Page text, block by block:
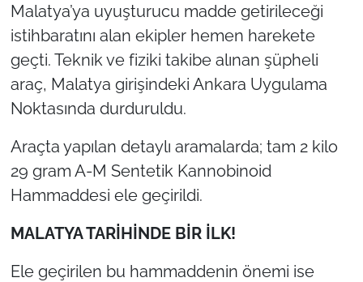
Malatya’ya uyuşturucu madde getirileceği
istihbaratını alan ekipler hemen harekete
geçti. Teknik ve fiziki takibe alınan şüpheli
araç, Malatya girişindeki Ankara Uygulama
Noktasında durduruldu.
Araçta yapılan detaylı aramalarda; tam 2 kilo
29 gram A-M Sentetik Kannobinoid
Hammaddesi ele geçirildi.
MALATYA TARİHİNDE BİR İLK!
Ele geçirilen bu hammaddenin önemi ise